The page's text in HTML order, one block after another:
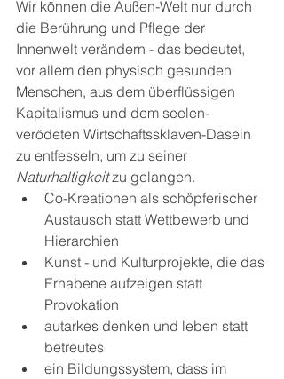
Wir können die Außen-Welt nur durch
die Berührung und Pflege der
Innenwelt verändern - das bedeutet,
vor allem den physisch gesunden
Menschen, aus dem überflüssigen
Kapitalismus und dem seelen-
verödeten Wirtschaftssklaven-Dasein
zu entfesseln, um zu seiner
Naturhaltigkeit zu gelangen.
Co-Kreationen als schöpferischer
Austausch statt Wettbewerb und
Hierarchien
Kunst - und Kulturprojekte, die das
Erhabene aufzeigen statt
Provokation
autarkes denken und leben statt
betreutes
ein Bildungssystem, dass im